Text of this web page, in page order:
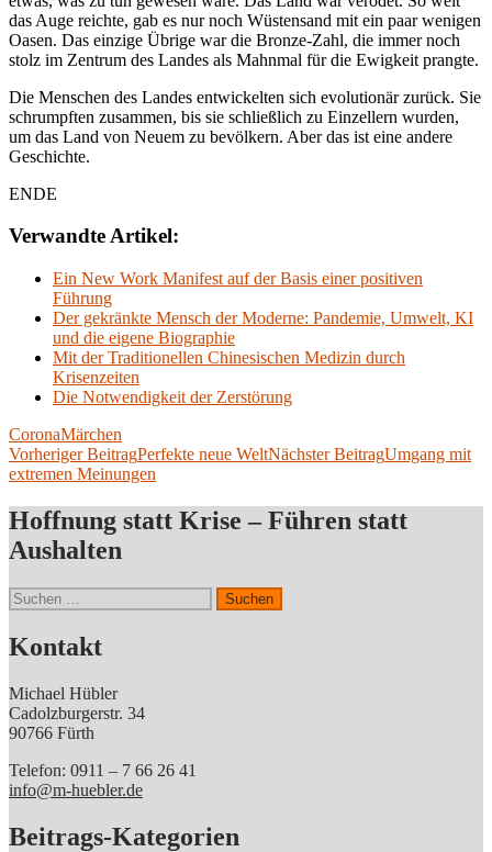
das Auge reichte, gab es nur noch Wüstensand mit ein paar wenigen
Oasen. Das einzige Übrige war die Bronze-Zahl, die immer noch
stolz im Zentrum des Landes als Mahnmal für die Ewigkeit prangte.
Die Menschen des Landes entwickelten sich evolutionär zurück. Sie
schrumpften zusammen, bis sie schließlich zu Einzellern wurden,
um das Land von Neuem zu bevölkern. Aber das ist eine andere
Geschichte.
ENDE
Verwandte Artikel:
Ein New Work Manifest auf der Basis einer positiven
Führung
Der gekränkte Mensch der Moderne: Pandemie, Umwelt, KI
und die eigene Biographie
Mit der Traditionellen Chinesischen Medizin durch
Krisenzeiten
Die Notwendigkeit der Zerstörung
CoronaMärchen
Beitragsnavigation
Vorheriger BeitragPerfekte neue WeltNächster BeitragUmgang mit
extremen Meinungen
Hoffnung statt Krise – Führen statt
Aushalten
Suchen
nach:
Kontakt
Michael Hübler
Cadolzburgerstr. 34
90766 Fürth
Telefon: 0911 – 7 66 26 41
info@m-huebler.de
Beitrags-Kategorien